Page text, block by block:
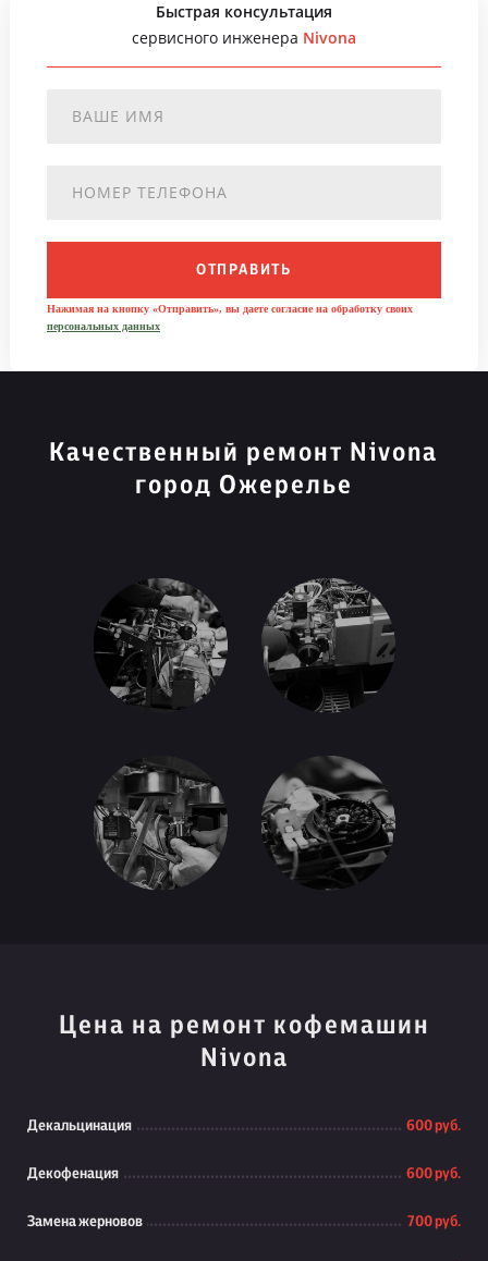
Быстрая консультация
сервисного инженера Nivona
ОТПРАВИТЬ
Нажимая на кнопку «Отправить», вы даете согласие на обработку своих
персональных данных
Качественный ремонт Nivona
город Ожерелье
Цена на ремонт кофемашин
Nivona
Декальцинация 600 руб.
Декофенация 600 руб.
Замена жерновов 700 руб.